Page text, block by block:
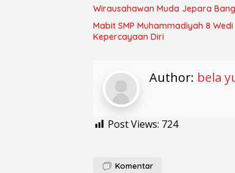
Wirausahawan Muda Jepara
Mabit SMP Muhammadiyah 8
Kepercayaan Diri
Author: bela
Post Views: 724
Komentar